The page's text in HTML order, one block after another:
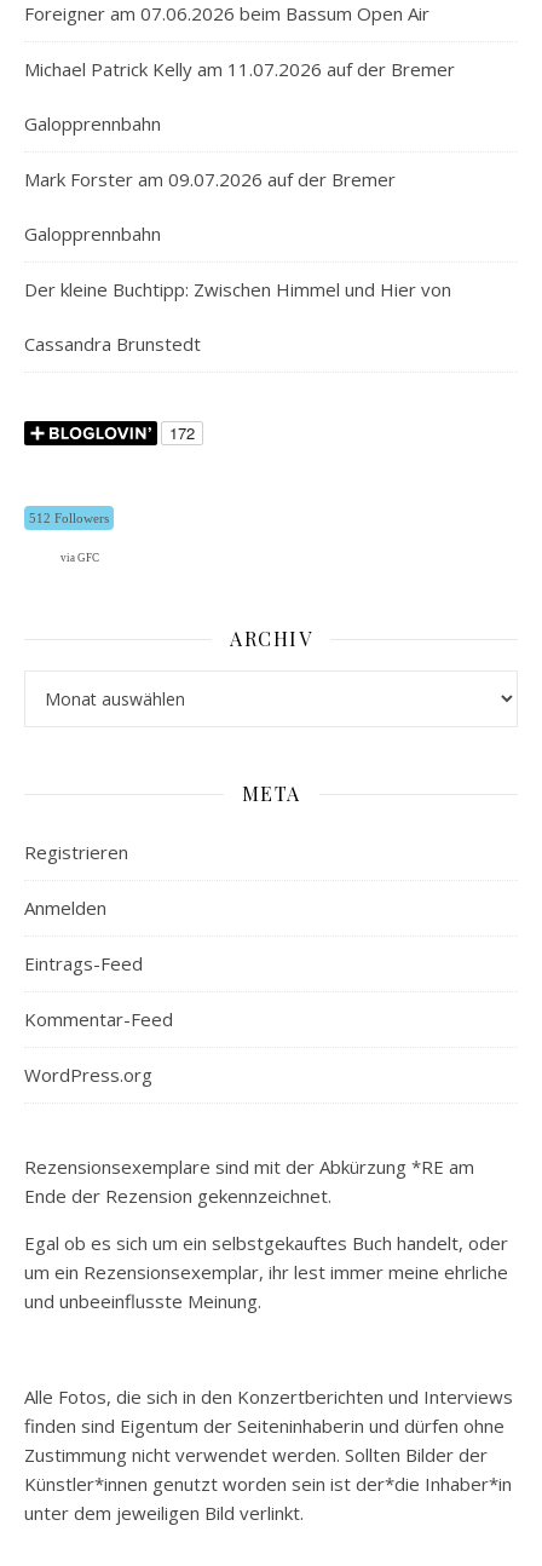
Foreigner am 07.06.2026 beim Bassum Open Air
Michael Patrick Kelly am 11.07.2026 auf der Bremer
Galopprennbahn
Mark Forster am 09.07.2026 auf der Bremer
Galopprennbahn
Der kleine Buchtipp: Zwischen Himmel und Hier von
Cassandra Brunstedt
512 Followers
via GFC
ARCHIV
META
Registrieren
Anmelden
Eintrags-Feed
Kommentar-Feed
WordPress.org
Rezensionsexemplare sind mit der Abkürzung *RE am
Ende der Rezension gekennzeichnet.
Egal ob es sich um ein selbstgekauftes Buch handelt, oder
um ein Rezensionsexemplar, ihr lest immer meine ehrliche
und unbeeinflusste Meinung.
Alle Fotos, die sich in den Konzertberichten und Interviews
finden sind Eigentum der Seiteninhaberin und dürfen ohne
Zustimmung nicht verwendet werden. Sollten Bilder der
Künstler*innen genutzt worden sein ist der*die Inhaber*in
unter dem jeweiligen Bild verlinkt.